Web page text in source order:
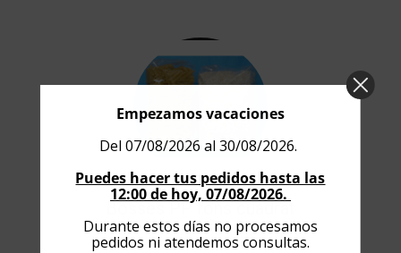
Bosses PP fons cuadrat
Empezamos vacaciones
Del 07/08/2026 al 30/08/2026.
Puedes hacer tus pedidos hasta las
12:00 de hoy, 07/08/2026.
Durante estos días no procesamos
pedidos ni atendemos consultas.